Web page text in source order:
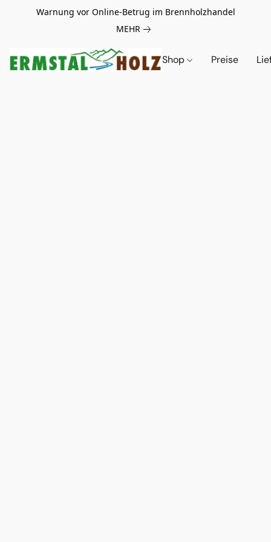
Warnung vor Online-Betrug im Brennholzhandel
MEHR
Shop Preise